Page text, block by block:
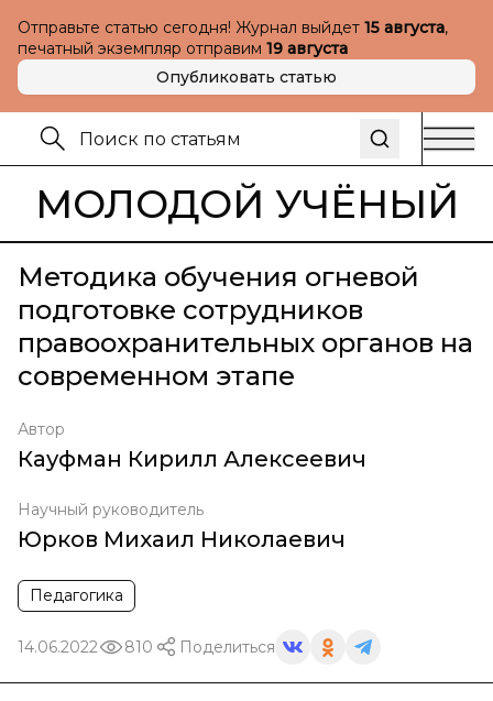
Отправьте статью сегодня! Журнал выйдет 15 августа,
печатный экземпляр отправим 19 августа
Опубликовать статью
МОЛОДОЙ УЧЁНЫЙ
Методика обучения огневой
подготовке сотрудников
правоохранительных органов на
современном этапе
Автор
Кауфман Кирилл Алексеевич
Научный руководитель
Юрков Михаил Николаевич
Педагогика
14.06.2022 810 Поделиться